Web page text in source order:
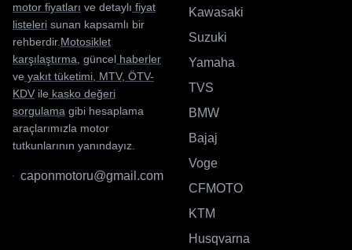
motor fiyatları ve detaylı fiyat
listeleri sunan kapsamlı bir
rehberdir.Motosiklet
karşılaştırma, güncel haberler
ve yakıt tüketimi, MTV, ÖTV-
KDV ile kasko değeri
sorgulama gibi hesaplama
araçlarımızla motor
tutkunlarının yanındayız.
caponmotoru@gmail.com
Kawasaki
Suzuki
Yamaha
TVS
BMW
Bajaj
Voge
CFMOTO
KTM
Husqvarna